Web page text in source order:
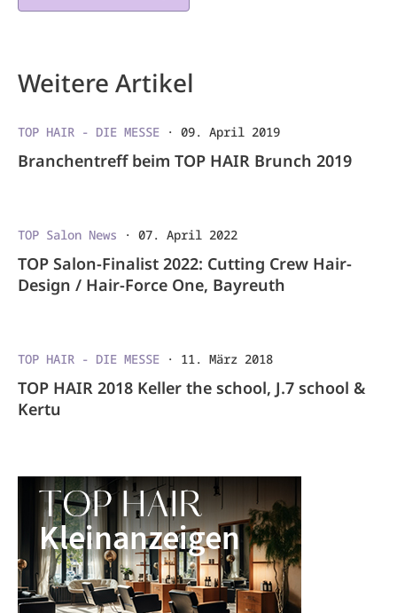
Weitere Artikel
TOP HAIR - DIE MESSE · 09. April 2019
Branchentreff beim TOP HAIR Brunch 2019
TOP Salon News · 07. April 2022
TOP Salon-Finalist 2022: Cutting Crew Hair-
Design / Hair-Force One, Bayreuth
TOP HAIR - DIE MESSE · 11. März 2018
TOP HAIR 2018 Keller the school, J.7 school &
Kertu